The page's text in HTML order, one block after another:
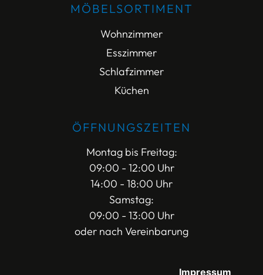
MÖBELSORTIMENT
Wohnzimmer
Esszimmer
Schlafzimmer
Küchen
ÖFFNUNGSZEITEN
Montag bis Freitag:
09:00 - 12:00 Uhr
14:00 - 18:00 Uhr
Samstag:
09:00 - 13:00 Uhr
oder nach Vereinbarung
Impressum